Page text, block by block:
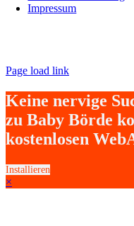
Impressum
Page load link
Keine nervige
zu Baby Börde
kostenlosen
Installieren
×